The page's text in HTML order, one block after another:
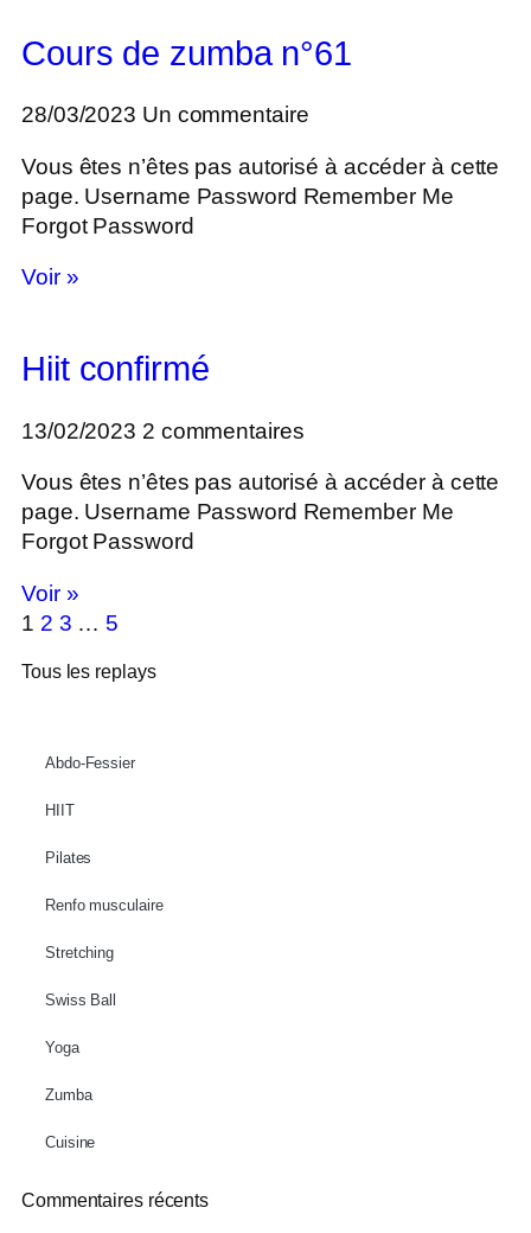
Cours de zumba n°61
28/03/2023 Un commentaire
Vous êtes n’êtes pas autorisé à accéder à cette
page. Username Password Remember Me
Forgot Password
Voir »
Hiit confirmé
13/02/2023 2 commentaires
Vous êtes n’êtes pas autorisé à accéder à cette
page. Username Password Remember Me
Forgot Password
Voir »
1 2 3 … 5
Tous les replays
Abdo-Fessier
HIIT
Pilates
Renfo musculaire
Stretching
Swiss Ball
Yoga
Zumba
Cuisine
Commentaires récents